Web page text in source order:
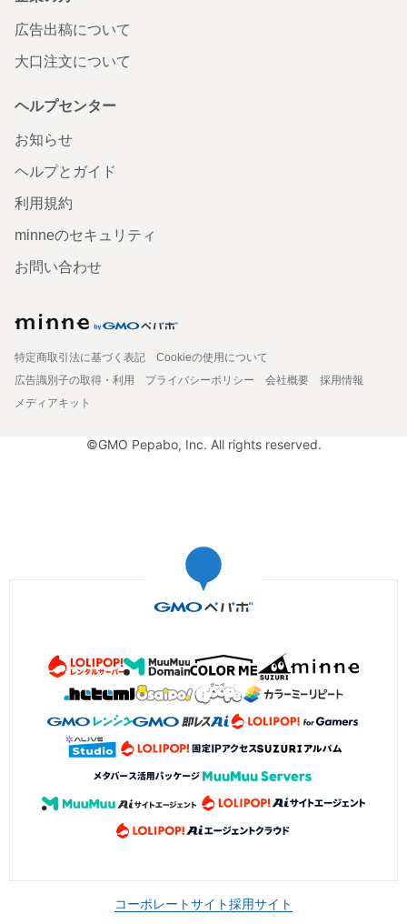
広告出稿について
大口注文について
ヘルプセンター
お知らせ
ヘルプとガイド
利用規約
minneのセキュリティ
お問い合わせ
特定商取引法に基づく表記
Cookieの使用について
広告識別子の取得・利用
プライバシーポリシー 会社概要
採用情報
メディアキット
©GMO Pepabo, Inc. All rights reserved.
コーポレートサイト採用サイト